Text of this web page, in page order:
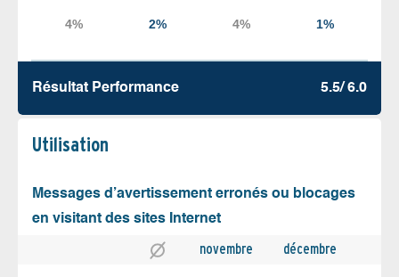
Résultat Performance 5.5/ 6.0
Utilisation
Messages d’avertissement erronés ou blocages
en visitant des sites Internet
novembre décembre